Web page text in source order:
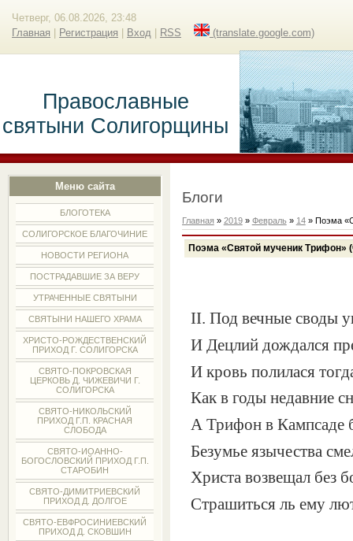
Четверг, 06.08.2026, 23:48
Главная
Регистрация Вход RSS (translate.google.com)
Православные
святыни Солигорщины
Меню сайта
БЛОГОТЕКА
СОЛИГОРСКОЕ БЛАГОЧИНИЕ
НОВОСТИ РЕГИОНА
ПОСТРАДАВШИЕ ЗА ВЕРУ
УТРАЧЕННЫЕ СВЯТЫНИ
СВЯТЫНИ НАШЕГО ХРАМА
ХРИСТО-РОЖДЕСТВЕНСКИЙ
ПРИХОД Г. СОЛИГОРСКА
СВЯТО-ПОКРОВСКАЯ
ЦЕРКОВЬ Д. ЧИЖЕВИЧИ Г.
СОЛИГОРСКА
СВЯТО-НИКОЛЬСКИЙ
ПРИХОД Г.П. КРАСНАЯ
СЛОБОДА
СВЯТО-ИОАННО-
БОГОСЛОВСКИЙ ПРИХОД Г.П.
СТАРОБИН
СВЯТО-ДИМИТРИЕВСКИЙ
ПРИХОД Д. ДОЛГОЕ
СВЯТО-ЕВФРОСИНИЕВСКИЙ
ПРИХОД Д. СКОВШИН
Блоги
Главная » 2019 » Февраль » 14» Поэма
Поэма «Святой мученик Трифон»
II. Под вечные своды
И Децлий дождался
И кровь полилася
Как в годы недавние
А Трифон в Кампсаде
Безумье язычества
Христа возвещал без
Страшиться ль ему